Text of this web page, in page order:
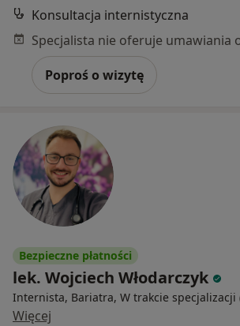
Konsultacja internistyczna
Poproś o wizytę
Bezpieczne płatności
lek. Wojciech Włodarczyk
Internista, Bariatra, W trakcie specjalizacji
Więcej